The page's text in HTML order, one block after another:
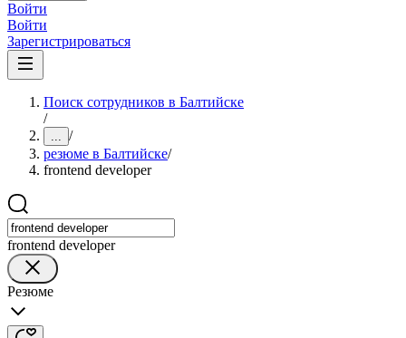
Войти
Войти
Зарегистрироваться
Поиск сотрудников в Балтийске
/
... /
резюме в Балтийске/
frontend developer
frontend developer
Резюме